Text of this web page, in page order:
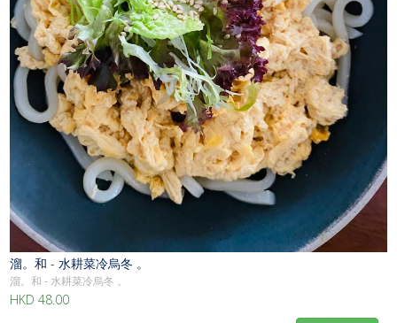
溜。和 - 水耕菜冷烏冬 。
溜。和 - 水耕菜冷烏冬 。
HKD 48.00